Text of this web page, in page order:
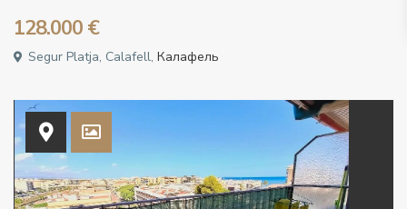
128.000 €
Segur Platja, Calafell,Калафель